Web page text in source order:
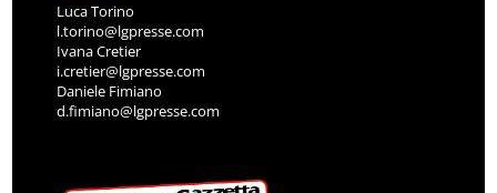
Luca Torino
l.torino@lgpresse.com
Ivana Cretier
i.cretier@lgpresse.com
Daniele Fimiano
d.fimiano@lgpresse.com